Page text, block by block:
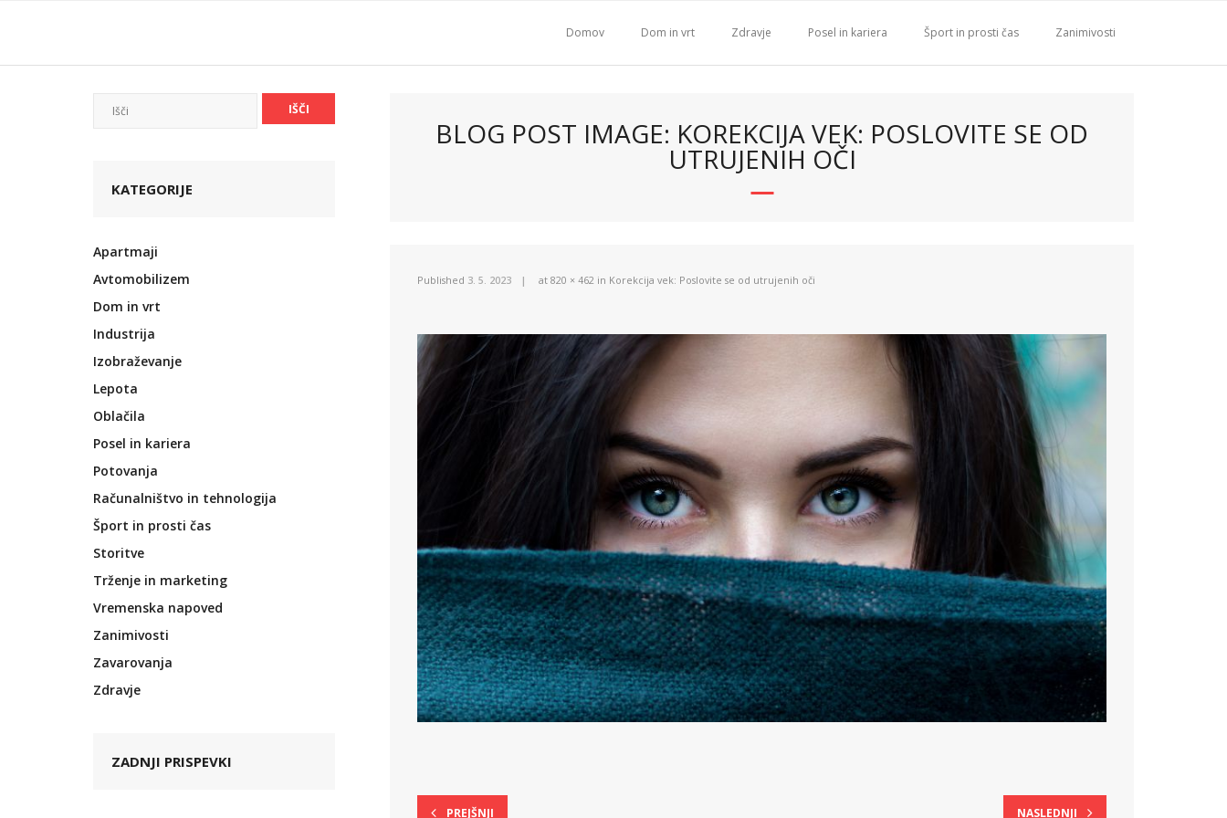
Domov Dom in vrt Zdravje Posel in kariera Šport in prosti čas Zanimivosti
BLOG POST IMAGE: KOREKCIJA VEK: POSLOVITE SE OD
UTRUJENIH OČI
Published 3. 5. 2023 at 820 × 462 in Korekcija vek: Poslovite se od utrujenih oči
PREJŠNJI NASLEDNJI
KATEGORIJE
Apartmaji
Avtomobilizem
Dom in vrt
Industrija
Izobraževanje
Lepota
Oblačila
Posel in kariera
Potovanja
Računalništvo in tehnologija
Šport in prosti čas
Storitve
Trženje in marketing
Vremenska napoved
Zanimivosti
Zavarovanja
Zdravje
ZADNJI PRISPEVKI